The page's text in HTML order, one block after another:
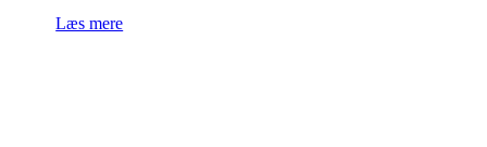
Læs mere